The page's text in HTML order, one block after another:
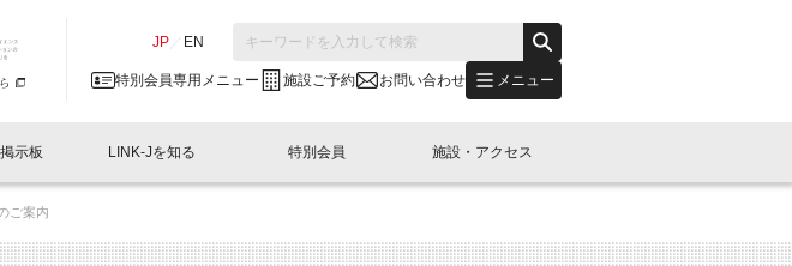
JP EN
特別会員専用メニュー 施設ご予約 お問い合わせ メニュー
ントレポート一覧 What's "LINK-BioBAY TOKYO"？
示板
情報の交流掲示板一覧
LINK-Jを知る
What’s LINK-J WEST
特別会員
入会申し込み
施設・アクセス
施設ご予約
ご案内